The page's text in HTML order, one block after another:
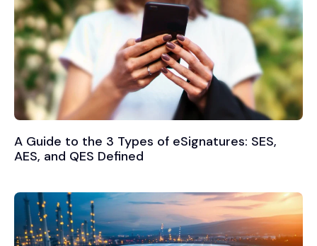
A Guide to the 3 Types of eSignatures: SES,
AES, and QES Defined